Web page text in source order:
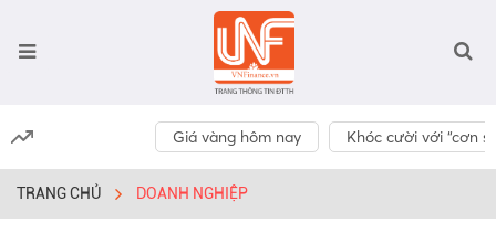
Giá vàng hôm nay Khóc cười với “cơn
TRANG CHỦ DOANH NGHIỆP